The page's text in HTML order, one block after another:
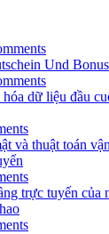
Und
dữ liệu đầu
và thuật toán
trực tuyến của